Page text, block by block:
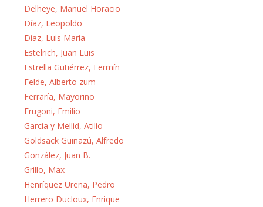
Delheye, Manuel Horacio
Díaz, Leopoldo
Díaz, Luis María
Estelrich, Juan Luis
Estrella Gutiérrez, Fermín
Felde, Alberto zum
Ferraría, Mayorino
Frugoni, Emilio
Garcia y Mellid, Atilio
Goldsack Guiñazú, Alfredo
González, Juan B.
Grillo, Max
Henríquez Ureña, Pedro
Herrero Ducloux, Enrique